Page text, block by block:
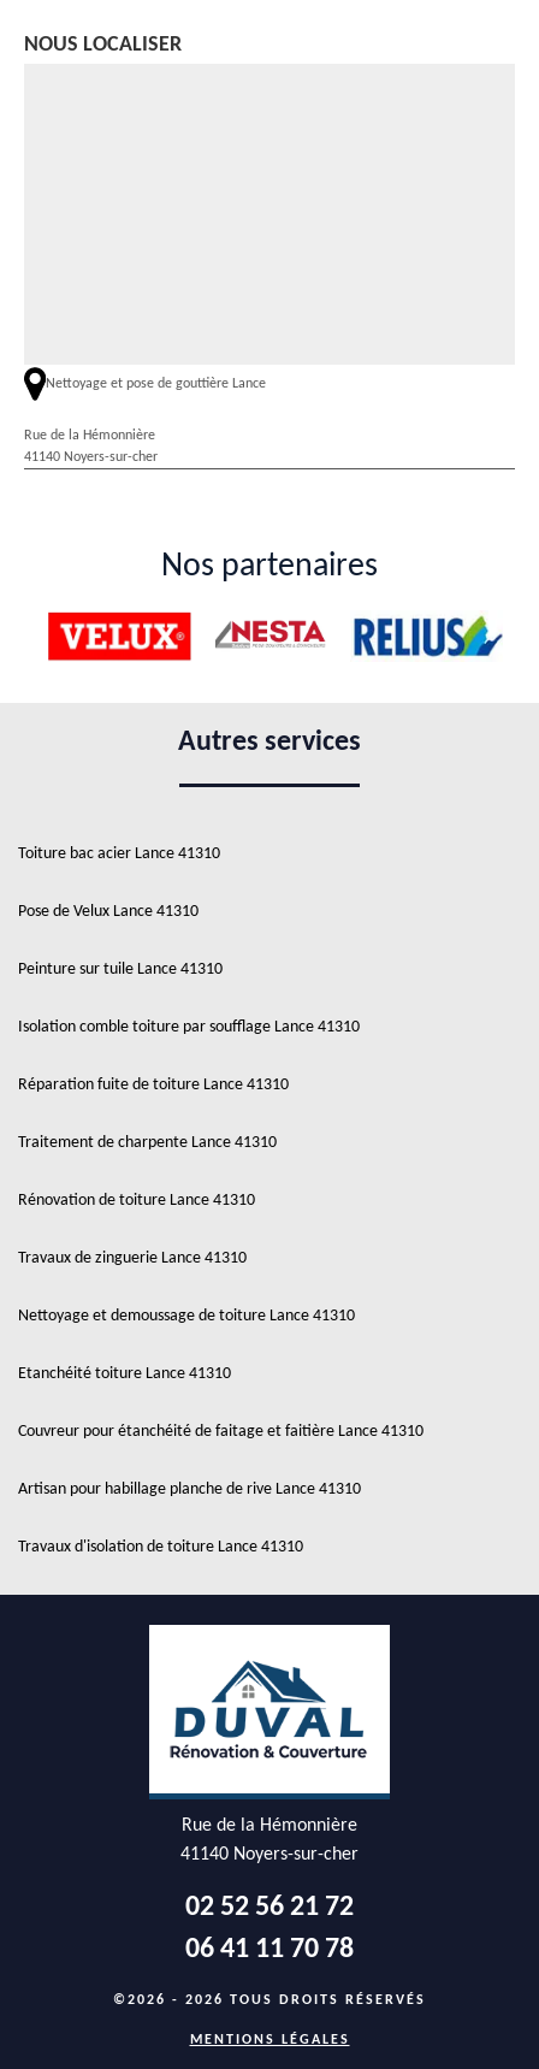
NOUS LOCALISER
Nettoyage et pose de gouttière Lance
Rue de la Hémonnière
41140 Noyers-sur-cher
Nos partenaires
Autres services
Toiture bac acier Lance 41310
Pose de Velux Lance 41310
Peinture sur tuile Lance 41310
Isolation comble toiture par soufflage Lance 41310
Réparation fuite de toiture Lance 41310
Traitement de charpente Lance 41310
Rénovation de toiture Lance 41310
Travaux de zinguerie Lance 41310
Nettoyage et demoussage de toiture Lance 41310
Etanchéité toiture Lance 41310
Couvreur pour étanchéité de faitage et faitière Lance 41310
Artisan pour habillage planche de rive Lance 41310
Travaux d'isolation de toiture Lance 41310
Rue de la Hémonnière
41140 Noyers-sur-cher
02 52 56 21 72
06 41 11 70 78
©2026 - 2026 TOUS DROITS RÉSERVÉS
MENTIONS LÉGALES